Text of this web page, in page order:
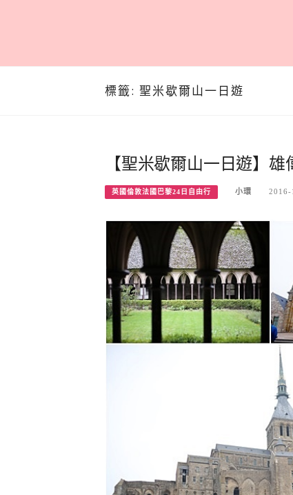
標籤: 聖米歇爾山一日遊
【聖米歇爾山一日遊】
英國倫敦法國巴黎24日自由行 小環 2016-